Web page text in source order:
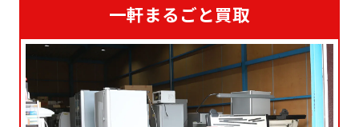
一軒まるごと買取